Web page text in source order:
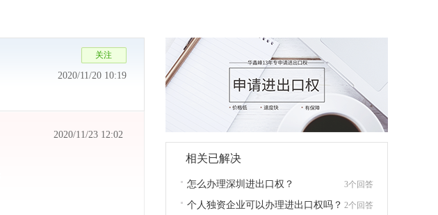
2020/11/20 10:19
2020/11/23 12:02
相关已解决
3个回答
怎么办理深圳进出口权？
2个回答
个人独资企业可以办理进出口权吗？